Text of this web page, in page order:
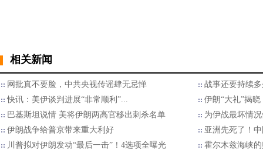
相关新闻
网批真不要脸，中共央视传谣肆无忌惮
战事还要持续
快讯：美伊谈判进展“非常顺利”...
伊朗“大礼”揭
巴基斯坦说情 美将伊朗两高官移出刺杀名单
为伊战最坏情
​伊朗战争给普京带来重大利好
亚洲先死了！
川普拟对伊朗发动“最后一击”！4选项全曝光
霍尔木兹海峡